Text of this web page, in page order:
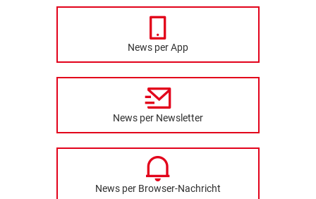
News per App
News per Newsletter
News per Browser-Nachricht